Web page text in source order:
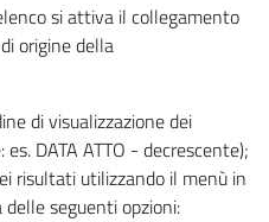
si attiva il collegamento
origine della
di visualizzazione dei
DATA ATTO - decrescente);
risultati utilizzando il menù in
seguenti opzioni: